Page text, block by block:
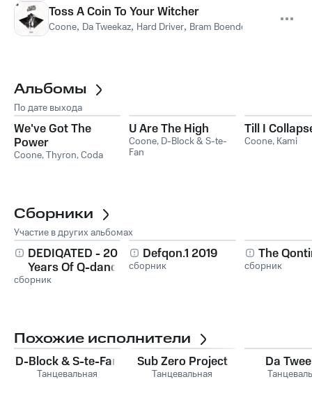
Toss A Coin To Your Witcher
Coone, Da Tweekaz, Hard Driver, Bram Boender
Альбомы
По дате выхода
We've Got The
Power
Coone,Thyron,Coda
U Are The High
Coone, D-Block & S-te-
Fan
Till I
Coone, Kami
Сборники
Участие в других альбомах
DEDIQATED - 20
Years Of Q-dance
сборник
Defqon.1 2019
сборник
The
сборник
Похожие исполнители
D-Block & S-te-Fan
Танцевальная
Sub Zero Project
Танцевальная
Da